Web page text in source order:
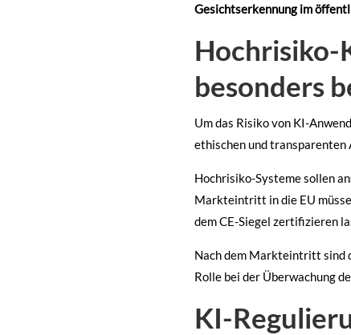
Gesichtserkennung im
Hochrisiko-
besonders
Um das Risiko von KI-
ethischen und transparenten
Hochrisiko-Systeme sollen
Markteintritt in die EU
dem CE-Siegel zertifizieren
Nach dem Markteintritt sind
Rolle bei der Überwachung
KI-